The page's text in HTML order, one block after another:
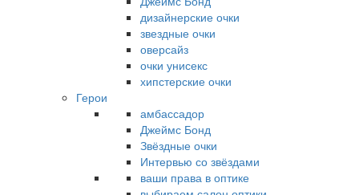
дизайнерские очки
звездные очки
оверсайз
очки унисекс
хипстерские очки
Герои
амбассадор
Джеймс Бонд
Звёздные очки
Интервью со звёздами
ваши права в оптике